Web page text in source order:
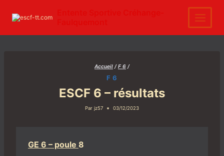
contenu
Accueil / F 6 /
F 6
ESCF 6 – résultats
Par jz57 03/12/2023
GE 6 – poule 8